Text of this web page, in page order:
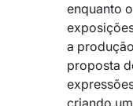
enquanto
a
proposta